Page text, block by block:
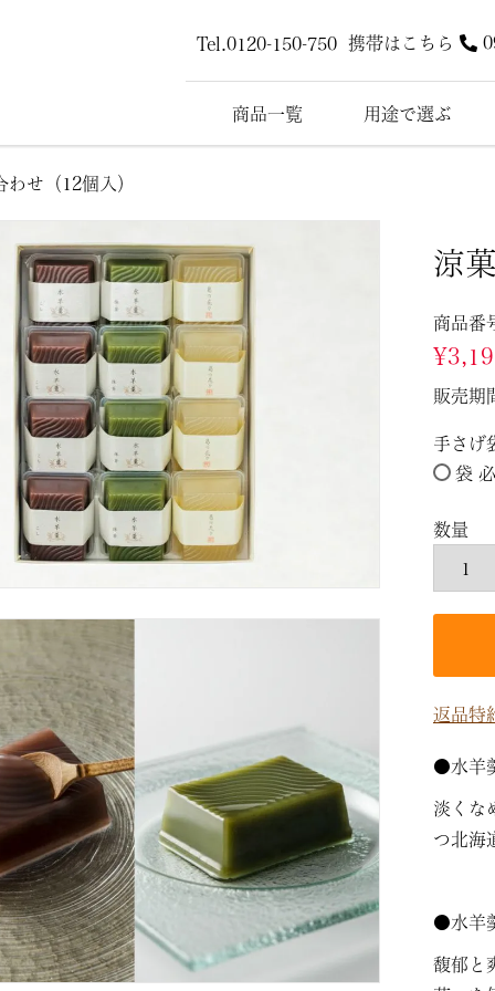
Tel.0120-150-750 携帯はこちら
商品一覧 用途で選ぶ
せ（12個入）
涼
商品番
¥
販売期
手さげ
袋
返品特
●水羊
淡くな
つ北海
●水羊
馥郁と